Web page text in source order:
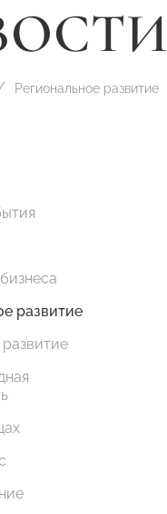
Региональное развитие
развитие